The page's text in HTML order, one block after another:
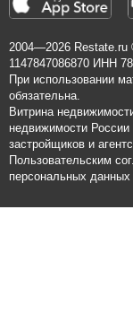
2004—2026 Restate.ru
1147847086870 ИНН
При использовании
обязательна.
Витрина
недвижимости России
застройщиков и
Пользовательским
персональных данных